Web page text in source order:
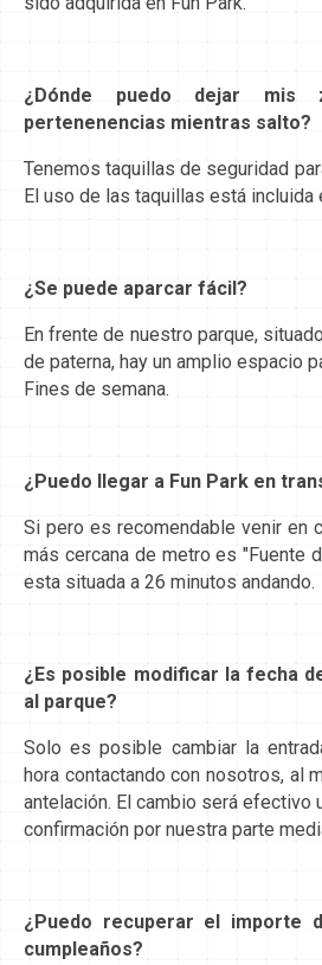
¿Dónde puedo dejar mis
pertenenencias mientras salto?
Tenemos taquillas de seguridad
El uso de las taquillas está incluida
¿Se puede aparcar fácil?
En frente de nuestro parque,
de paterna, hay un amplio espacio
Fines de semana.
¿Puedo llegar a Fun Park en
Si pero es recomendable venir en
más cercana de metro es "Fuente
esta situada a 26 minutos andando.
¿Es posible modificar la fecha
al parque?
Solo es posible cambiar la
hora contactando con nosotros, al
antelación. El cambio será efectivo
confirmación por nuestra parte
¿Puedo recuperar el importe
cumpleaños?